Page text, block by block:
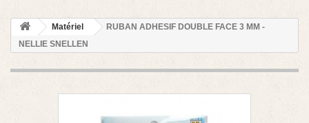
Matériel
RUBAN ADHESIF DOUBLE FACE 3 MM -
NELLIE SNELLEN